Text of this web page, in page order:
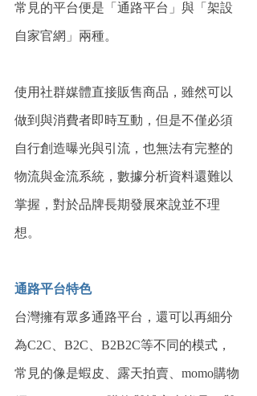
常見的平台便是「通路平台」與「架設
自家官網」兩種。
使用社群媒體直接販售商品，雖然可以
做到與消費者即時互動，但是不僅必須
自行創造曝光與引流，也無法有完整的
物流與金流系統，數據分析資料還難以
掌握，對於品牌長期發展來說並不理
想。
通路平台特色
台灣擁有眾多通路平台，還可以再細分
為C2C、B2C、B2B2C等不同的模式，
常見的像是蝦皮、露天拍賣、momo購物